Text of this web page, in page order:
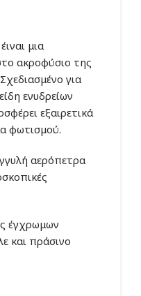
έιναι μια
ακροφύσιο της
για
ενυδρείων
εξαιρετικά
φωτισμού.
αερόπετρα
έγχρωμων
και πράσινο